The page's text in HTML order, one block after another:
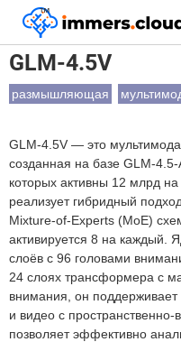
™
Главная Модели GLM-4.5V
GLM-4.5V
размышляющая
GLM-4.5V — это
созданная на базе GLM-
которых активны 12 млрд на
реализует гибридный
Mixture-of-Experts (MoE)
активируется 8 на каждый.
слоёв с 96 головами
24 слоях трансформера с
внимания, он
и видео с
позволяет эффективно